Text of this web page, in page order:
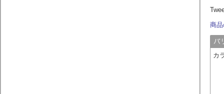
商
カ